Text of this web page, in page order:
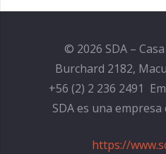
© 2026 SDA –
Burchard 2182,
+56 (2) 2 236 2491
SDA es una empresa
https://